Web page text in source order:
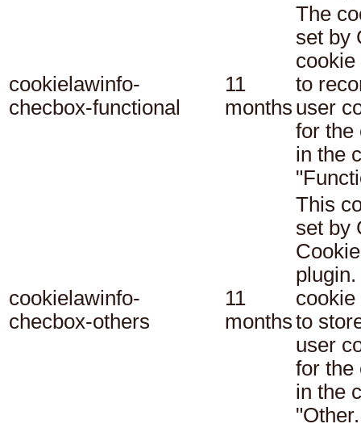
cookielawinfo-
checbox-functional
11
months
The
set by
cookie
to
user
for the
in the
cookielawinfo-
checbox-others
11
months
This
set by
cookie
to
user
for the
in the
"Other.